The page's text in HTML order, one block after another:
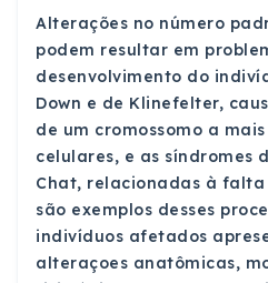
Alterações no número
podem resultar em
desenvolvimento do
Down e de Klinefelter,
de um cromossomo a
celulares, e as síndromes
Chat, relacionadas à falta
são exemplos desses
indivíduos afetados
alteraçoes anatômicas,